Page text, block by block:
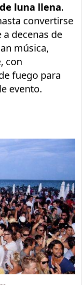
luna llena.
convertirse
decenas de
música,
con
fuego para
evento.